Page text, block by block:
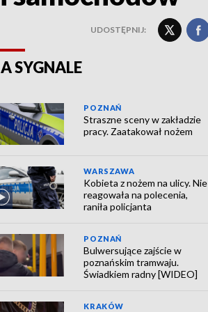
UDOSTĘPNIJ:
SYGNALE
POZNAŃ
Straszne sceny w zakładzie
pracy. Zaatakował nożem
WARSZAWA
Kobieta z nożem na ulicy. Nie
reagowała na polecenia,
raniła policjanta
POZNAŃ
Bulwersujące zajście w
poznańskim tramwaju.
Świadkiem radny [WIDEO]
KRAKÓW